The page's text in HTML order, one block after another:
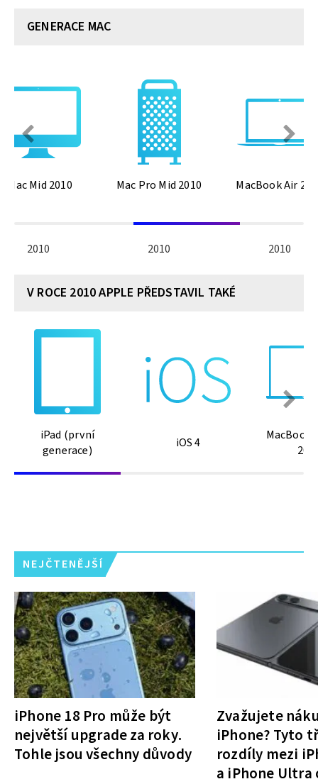
GENERACE MAC
2010
iMac Mid 2010
2010
Mac Pro Mid 2010
2010
MacBook Air
V ROCE 2010 APPLE PŘEDSTAVIL TAKÉ
iPad (první
generace)
iOS 4
MacBook
NEJČTENĚJŠÍ
iPhone 18 Pro může být
největší upgrade za roky.
Tohle jsou všechny důvody
Zvažujete
iPhone? Tyto
rozdíly mezi
a iPhone Ultra